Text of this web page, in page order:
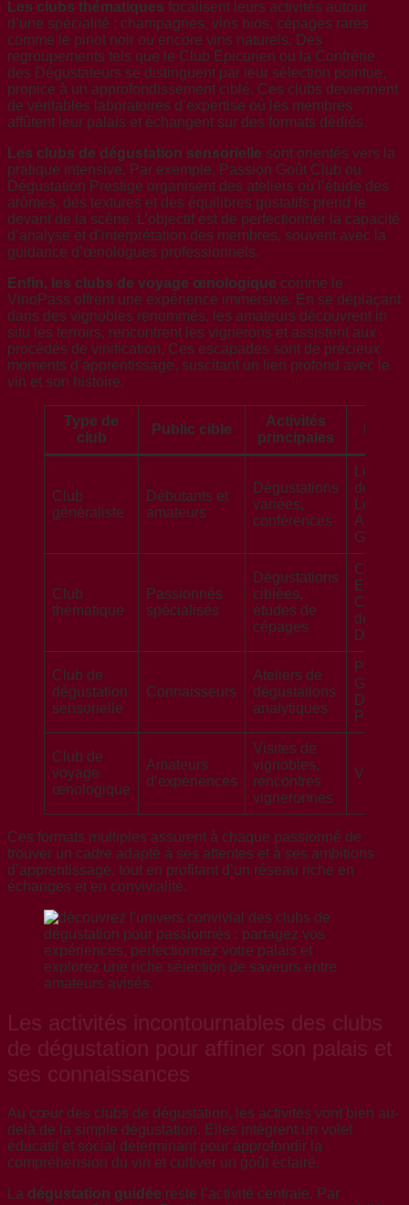
Les clubs thématiques focalisent leurs activités autour
d’une spécialité : champagnes, vins bios, cépages rares
comme le pinot noir ou encore vins naturels. Des
regroupements tels que le Club Epicurien ou la Confrérie
des Dégustateurs se distinguent par leur sélection pointue,
propice à un approfondissement ciblé. Ces clubs deviennent
de véritables laboratoires d’expertise où les membres
affûtent leur palais et échangent sur des formats dédiés.
Les clubs de dégustation sensorielle sont orientés vers la
pratique intensive. Par exemple, Passion Goût Club ou
Dégustation Prestige organisent des ateliers où l’étude des
arômes, des textures et des équilibres gustatifs prend le
devant de la scène. L’objectif est de perfectionner la capacité
d’analyse et d’interprétation des membres, souvent avec la
guidance d’œnologues professionnels.
Enfin, les clubs de voyage œnologique comme le
VinoPass offrent une expérience immersive. En se déplaçant
dans des vignobles renommés, les amateurs découvrent in
situ les terroirs, rencontrent les vignerons et assistent aux
procédés de vinification. Ces escapades sont de précieux
moments d’apprentissage, suscitant un lien profond avec le
vin et son histoire.
Type de
club
Public cible
Activités
principales
Club
généraliste
Débutants et
amateurs
Dégustations
variées,
conférences
Le
des
Les
Club
thématique
Passionnés
spécialisés
Dégustations
ciblées,
études de
cépages
Club
des
Club de
dégustation
sensorielle
Connaisseurs
Ateliers de
dégustations
analytiques
Passion
Goût
Prestige
Club de
voyage
œnologique
Amateurs
d’expériences
Visites de
vignobles,
rencontres
vigneronnes
Ces formats multiples assurent à chaque passionné de
trouver un cadre adapté à ses attentes et à ses ambitions
d’apprentissage, tout en profitant d’un réseau riche en
échanges et en convivialité.
Les activités incontournables des clubs
de dégustation pour affiner son palais et
ses connaissances
Au cœur des clubs de dégustation, les activités vont bien au-
delà de la simple dégustation. Elles intègrent un volet
éducatif et social déterminant pour approfondir la
compréhension du vin et cultiver un goût éclairé.
La dégustation guidée reste l’activité centrale. Par